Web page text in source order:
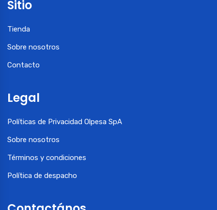
Sitio
Tienda
Sobre nosotros
Contacto
Legal
Políticas de Privacidad Olpesa SpA
Sobre nosotros
Términos y condiciones
Política de despacho